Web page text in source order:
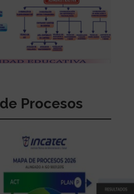
Procesos